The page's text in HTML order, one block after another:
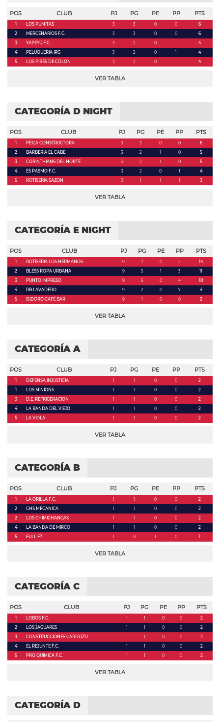
POS CLUB PJ PG PE PP PTS
1 LOS PUMITAS 3 3 0 0
6
2
MERCENARIOS F.C. 3 3 0 0
6
3
YAPEYÚ F.C. 3 2 0 1
4
4
PELUQUERIA IRG 3 2 0 1
4
5
LOS PIBES DE COLON 3 2 0 1 4
VER TABLA
CATEGORÍA D NIGHT
POS CLUB PJ PG PE PP PTS
1 PEICA CONSTRUCTORA 3 3 0 0
6
2
BARBERIA EL CABE 3 2 1 0
5
3
CORINTHIANS DEL NORTE 3 2 1 0
5
4
ES PASMO F.C. 3 2 0 1
4
5
ROTISERIA SAZON 3 1 1 1 3
VER TABLA
CATEGORÍA E NIGHT
POS CLUB PJ PG PE PP PTS
1 ROTISERIA LOS HERMANOS 9 7 0 2
14
2
BLESS ROPA URBANA 9 5 1 3
11
3
PUNTO IMPRESO 9 5 0 4
10
4
RB LAVADERO 9 2 0 7
4
5
ISIDORO CAFÉ BAR 9 1 0 8 2
VER TABLA
CATEGORÍA A
POS CLUB PJ PG PE PP PTS
1 DEFENSA INJUSTICIA 1 1 0 0
2
1
LOS MINIONS 1 1 0 0
2
3
D.E. REFRIGERACION 1 1 0 0
2
4
LA BANDA DEL VIEJO 1 1 0 0
2
5
LA VIOLA 1 1 0 0 2
VER TABLA
CATEGORÍA B
POS CLUB PJ PG PE PP PTS
1 LA ORILLA F.C. 1 1 0 0
2
2
CHS MECANICA 1 1 0 0
2
2
LOS CHIMICHANGAS 1 1 0 0
2
4
LA BANDA DE MIRCO 1 1 0 0
2
5
FULL F7 1 0 1 0 1
VER TABLA
CATEGORÍA C
POS CLUB PJ PG PE PP PTS
1 LOBOS F.C. 1 1 0 0
2
2
LOS JAGUARES 1 1 0 0
2
3
CONSTRUCCIONES CARDOZO 1 1 0 0
2
4
EL REJUNTE F.C. 1 1 0 0
2
5
PRO QUIMICA F.C. 1 1 0 0 2
VER TABLA
CATEGORÍA D